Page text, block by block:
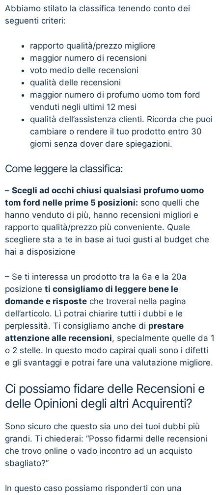
Abbiamo stilato la classifica tenendo conto dei
seguenti criteri:
rapporto qualità/prezzo migliore
maggior numero di recensioni
voto medio delle recensioni
qualità delle recensioni
maggior numero di profumo uomo tom ford
venduti negli ultimi 12 mesi
qualità dell’assistenza clienti. Ricorda che puoi
cambiare o rendere il tuo prodotto entro 30
giorni senza dover dare spiegazioni.
Come leggere la classifica:
– Scegli ad occhi chiusi qualsiasi profumo uomo
tom ford nelle prime 5 posizioni: sono quelli che
hanno venduto di più, hanno recensioni migliori e
rapporto qualità/prezzo più conveniente. Quale
scegliere sta a te in base ai tuoi gusti al budget che
hai a disposizione
– Se ti interessa un prodotto tra la 6a e la 20a
posizione ti consigliamo di leggere bene le
domande e risposte che troverai nella pagina
dell’articolo. Lì potrai chiarire tutti i dubbi e le
perplessità. Ti consigliamo anche di prestare
attenzione alle recensioni, specialmente quelle da 1
o 2 stelle. In questo modo capirai quali sono i difetti
e gli svantaggi e potrai fare una valutazione migliore.
Ci possiamo fidare delle Recensioni e
delle Opinioni degli altri Acquirenti?
Sono sicuro che questo sia uno dei tuoi dubbi più
grandi. Ti chiederai: “Posso fidarmi delle recensioni
che trovo online o vado incontro ad un acquisto
sbagliato?”
In questo caso possiamo risponderti con una